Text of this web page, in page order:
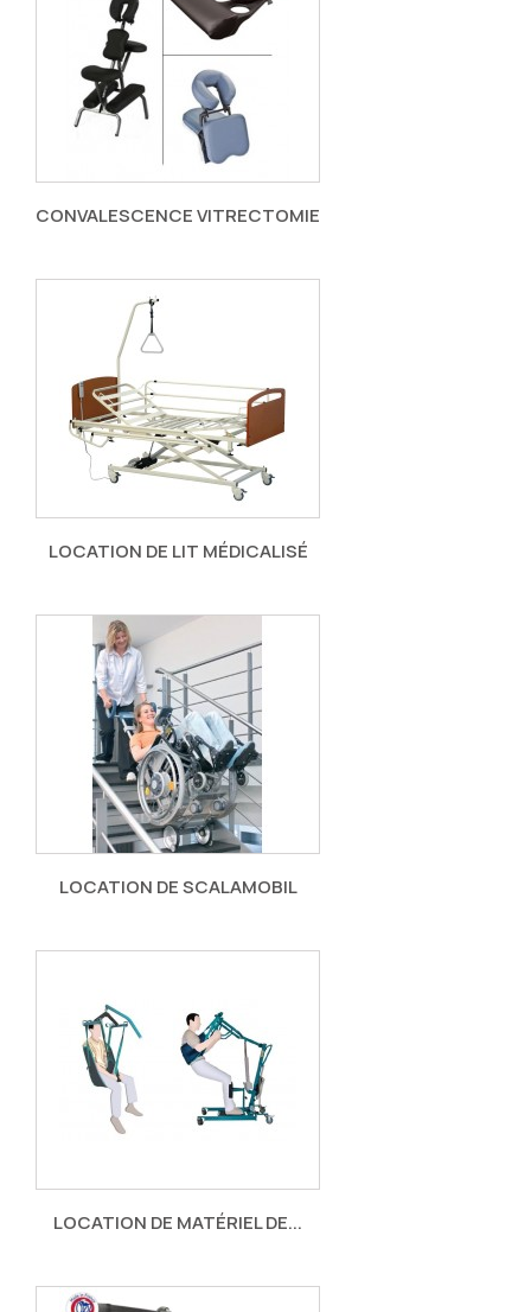
CONVALESCENCE VITRECTOMIE
LOCATION DE LIT MÉDICALISÉ
LOCATION DE SCALAMOBIL
LOCATION DE MATÉRIEL DE...